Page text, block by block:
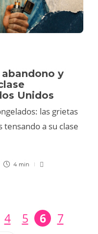
y
Unidos
las grietas
a su clase
4 min
4 5 6
7